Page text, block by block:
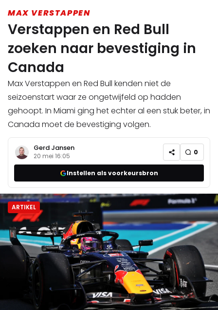
MAX VERSTAPPEN
Verstappen en Red Bull
zoeken naar bevestiging in
Canada
Max Verstappen en Red Bull kenden niet de
seizoenstart waar ze ongetwijfeld op hadden
gehoopt. In Miami ging het echter al een stuk beter, in
Canada moet de bevestiging volgen.
Gerd Jansen
20 mei 16:05 0
Instellen als voorkeursbron
ARTIKEL